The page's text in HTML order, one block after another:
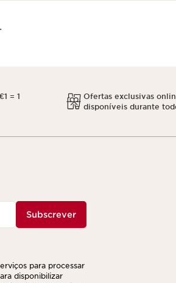
= 1
Ofertas exclusivas
disponíveis durante
Subscrever
para processar
disponibilizar